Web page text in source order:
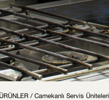
/ Camekanlı Servis Üniteleri